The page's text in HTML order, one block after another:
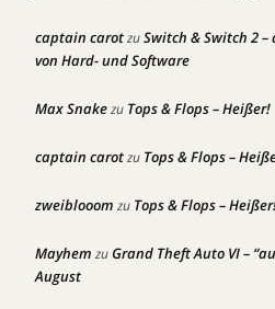
captain carotzuSwitch & Switch 2
von Hard- und Software
Max Snakezu Tops & Flops – Heißer!
captain carotzu Tops & Flops –
zweiblooom zu Tops & Flops –
Mayhem zuGrand Theft Auto VI –
August